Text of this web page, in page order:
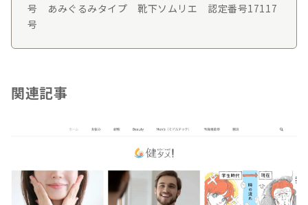
号 あみぐるみタイプ 靴下ソムリエ 認定番号17117
号
関連記事